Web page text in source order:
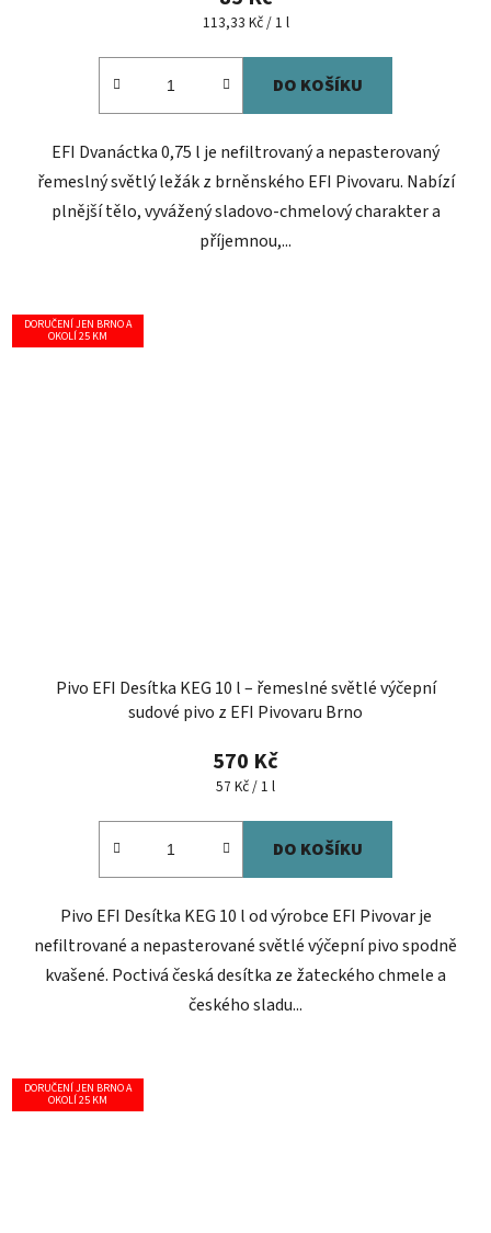
Měrná
113,33 Kč / 1 l
DO KOŠÍKU
EFI Dvanáctka 0,75 l je nefiltrovaný a nepasterovaný
řemeslný světlý ležák z brněnského EFI Pivovaru. Nabízí
plnější tělo, vyvážený sladovo-chmelový charakter a
příjemnou,...
DORUČENÍ JEN BRNO A
OKOLÍ 25 KM
Pivo EFI Desítka KEG 10 l – řemeslné světlé výčepní
sudové pivo z EFI Pivovaru Brno
570 Kč
Měrná
57 Kč / 1 l
DO KOŠÍKU
Pivo EFI Desítka KEG 10 l od výrobce EFI Pivovar je
nefiltrované a nepasterované světlé výčepní pivo spodně
kvašené. Poctivá česká desítka ze žateckého chmele a
českého sladu...
DORUČENÍ JEN BRNO A
OKOLÍ 25 KM